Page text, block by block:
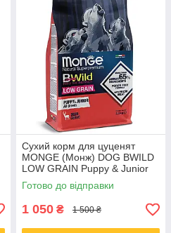
Сухий корм для цуценят
MONGE (Монж) DOG BWILD
LOW GRAIN Puppy & Junior
оленина 2.5 кг (термін до
26.09)
Готово до відправки
1 050 ₴ 1 500 ₴